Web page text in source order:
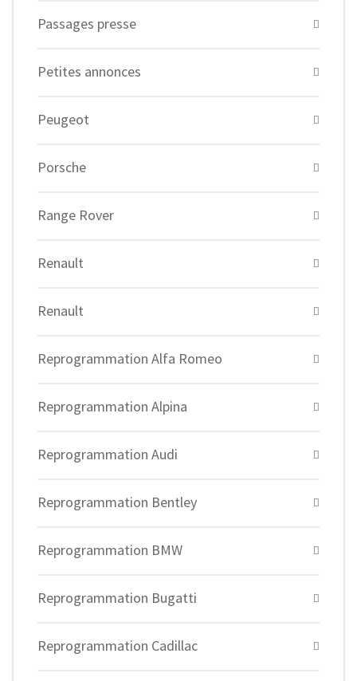
Passages presse
Petites annonces
Peugeot
Porsche
Range Rover
Renault
Renault
Reprogrammation Alfa Romeo
Reprogrammation Alpina
Reprogrammation Audi
Reprogrammation Bentley
Reprogrammation BMW
Reprogrammation Bugatti
Reprogrammation Cadillac